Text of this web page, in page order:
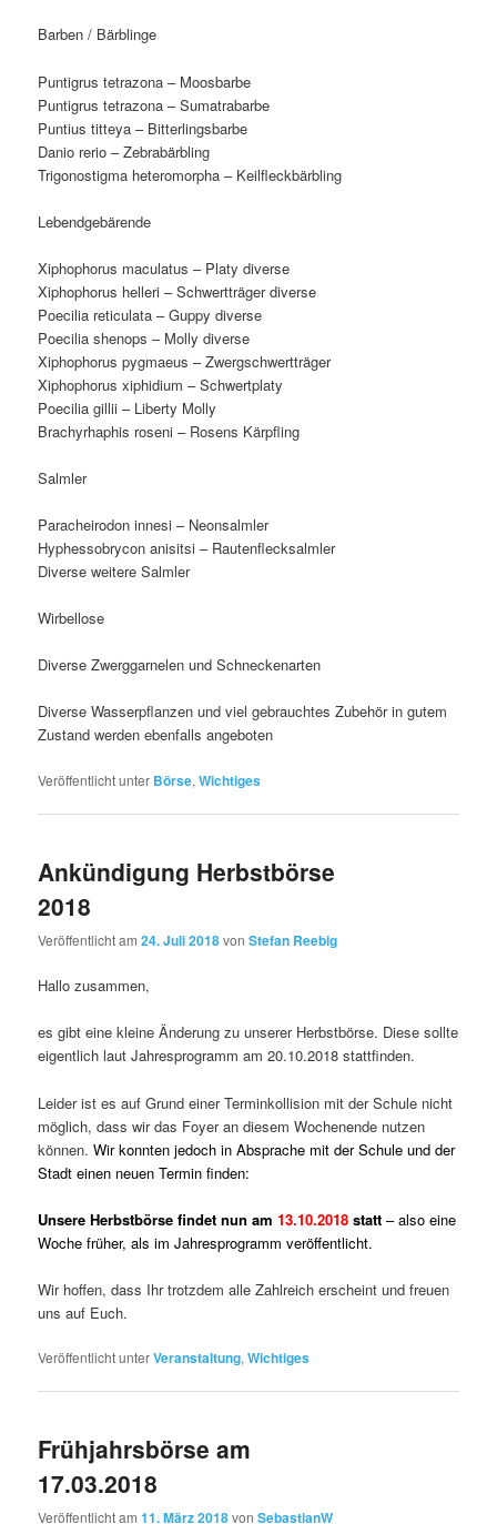
Barben / Bärblinge
Puntigrus tetrazona – Moosbarbe
Puntigrus tetrazona – Sumatrabarbe
Puntius titteya – Bitterlingsbarbe
Danio rerio – Zebrabärbling
Trigonostigma heteromorpha – Keilfleckbärbling
Lebendgebärende
Xiphophorus maculatus – Platy diverse
Xiphophorus helleri – Schwertträger diverse
Poecilia reticulata – Guppy diverse
Poecilia shenops – Molly diverse
Xiphophorus pygmaeus – Zwergschwertträger
Xiphophorus xiphidium – Schwertplaty
Poecilia gillii – Liberty Molly
Brachyrhaphis roseni – Rosens Kärpfling
Salmler
Paracheirodon innesi – Neonsalmler
Hyphessobrycon anisitsi – Rautenflecksalmler
Diverse weitere Salmler
Wirbellose
Diverse Zwerggarnelen und Schneckenarten
Diverse Wasserpflanzen und viel gebrauchtes Zubehör in gutem
Zustand werden ebenfalls angeboten
Veröffentlicht unter Börse,Wichtiges
Ankündigung Herbstbörse
2018
Veröffentlicht am24. Juli 2018vonStefan Reebig
Hallo zusammen,
es gibt eine kleine Änderung zu unserer Herbstbörse. Diese sollte
eigentlich laut Jahresprogramm am 20.10.2018 stattfinden.
Leider ist es auf Grund einer Terminkollision mit der Schule nicht
möglich, dass wir das Foyer an diesem Wochenende nutzen
können.Wir konnten jedoch in Absprache mit der Schule und der
Stadt einen neuen Termin finden:
Unsere Herbstbörse findet nun am13.10.2018statt – also eine
Woche früher, als im Jahresprogramm veröffentlicht.
Wir hoffen, dass Ihr trotzdem alle Zahlreich erscheint und freuen
uns auf Euch.
Veröffentlicht unterVeranstaltung,Wichtiges
Frühjahrsbörse am
17.03.2018
Veröffentlicht am11. März 2018vonSebastianW